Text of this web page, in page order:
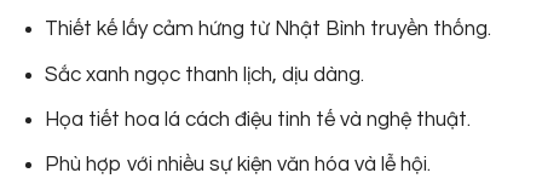
Thiết kế lấy cảm hứng từ Nhật Bình truyền thống.
Sắc xanh ngọc thanh lịch, dịu dàng.
Họa tiết hoa lá cách điệu tinh tế và nghệ thuật.
Phù hợp với nhiều sự kiện văn hóa và lễ hội.